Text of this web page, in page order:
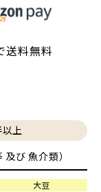
送料無料
上
び 魚介類）
大豆